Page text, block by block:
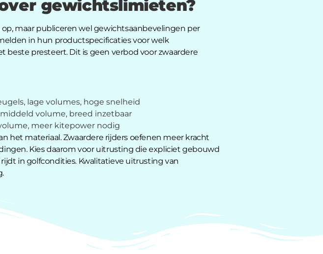
gewichtslimieten?
maar publiceren wel gewichtsaanbevelingen per
in hun productspecificaties voor welk
presteert. Dit is geen verbod voor zwaardere
lage volumes, hoge snelheid
volume, breed inzetbaar
meer kitepower nodig
het materiaal. Zwaardere rijders oefenen meer kracht
Kies daarom voor uitrusting die expliciet gebouwd
in golfcondities. Kwalitatieve uitrusting van